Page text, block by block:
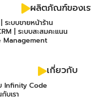
ผลิตภัณฑ์ของเ
ระบบขายหน้าร้าน
| ระบบสะสมคะแนน
Management
เกี่ยวกับ
Infinity Code
บเรา